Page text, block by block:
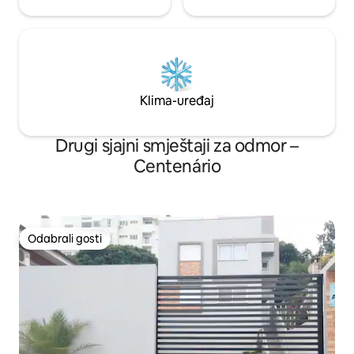
Klima-uređaj
Drugi sjajni smještaji za odmor –
Centenário
Odabrali gosti
Odabrali gosti